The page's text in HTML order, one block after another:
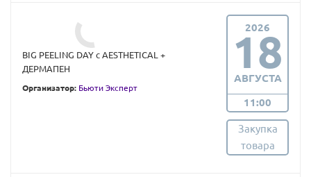
BIG PEELING DAY с AESTHETICAL +
ДЕРМАПЕН
Организатор: Бьюти Эксперт
2026
18
АВГУСТА
11:00
Закупка
товара